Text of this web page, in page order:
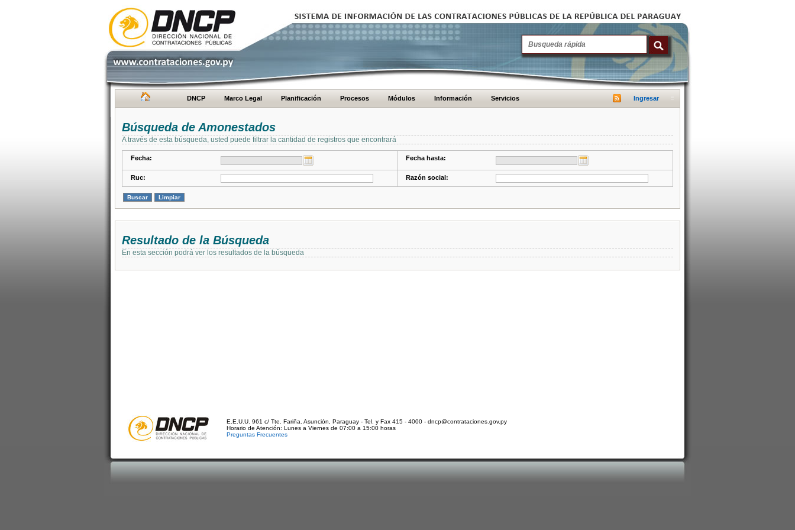
DNCP Marco Legal Planificación Procesos Módulos Información Servicios Ingresar
Búsqueda de Amonestados
A través de esta búsqueda, usted puede filtrar la cantidad de registros que encontrará
Fecha: Fecha hasta:
Ruc: Razón social:
Resultado de la Búsqueda
En esta sección podrá ver los resultados de la búsqueda
E.E.U.U. 961 c/ Tte. Fariña. Asunción, Paraguay - Tel. y Fax 415 - 4000 - dncp@contrataciones.gov.py
Horario de Atención: Lunes a Viernes de 07:00 a 15:00 horas
Preguntas Frecuentes